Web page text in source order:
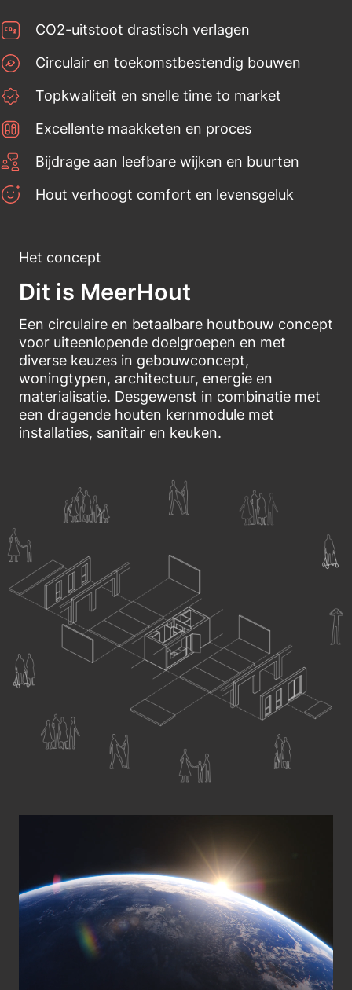
CO2-uitstoot drastisch verlagen
Circulair en toekomstbestendig bouwen
Topkwaliteit en snelle time to market
Excellente maakketen en proces
Bijdrage aan leefbare wijken en buurten
Hout verhoogt comfort en levensgeluk
Het concept
Dit is MeerHout
Een circulaire en betaalbare houtbouw concept
voor uiteenlopende doelgroepen en met
diverse keuzes in gebouwconcept,
woningtypen, architectuur, energie en
materialisatie. Desgewenst in combinatie met
een dragende houten kernmodule met
installaties, sanitair en keuken.